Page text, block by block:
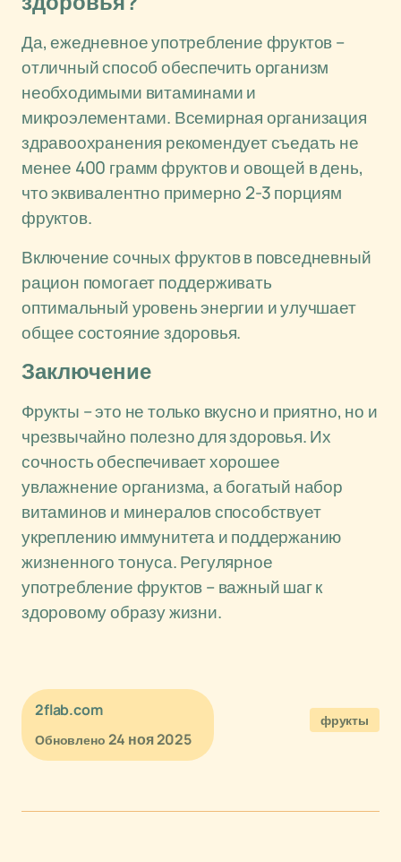
Да, ежедневное употребление фруктов –
отличный способ обеспечить организм
необходимыми витаминами и
микроэлементами. Всемирная организация
здравоохранения рекомендует съедать не
менее 400 грамм фруктов и овощей в день,
что эквивалентно примерно 2-3 порциям
фруктов.
Включение сочных фруктов в повседневный
рацион помогает поддерживать
оптимальный уровень энергии и улучшает
общее состояние здоровья.
Заключение
Фрукты – это не только вкусно и приятно, но и
чрезвычайно полезно для здоровья. Их
сочность обеспечивает хорошее
увлажнение организма, а богатый набор
витаминов и минералов способствует
укреплению иммунитета и поддержанию
жизненного тонуса. Регулярное
употребление фруктов – важный шаг к
здоровому образу жизни.
2flab.com
Обновлено 24 ноя 2025
фрукты